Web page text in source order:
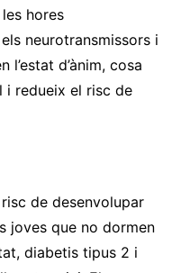
hores
neurotransmissors i
l’estat d’ànim, cosa
i redueix el risc de
de desenvolupar
joves que no dormen
diabetis tipus 2 i